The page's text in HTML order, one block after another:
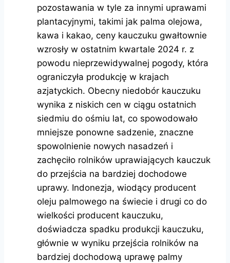
pozostawania w tyle za innymi uprawami
plantacyjnymi, takimi jak palma olejowa,
kawa i kakao, ceny kauczuku gwałtownie
wzrosły w ostatnim kwartale 2024 r. z
powodu nieprzewidywalnej pogody, która
ograniczyła produkcję w krajach
azjatyckich. Obecny niedobór kauczuku
wynika z niskich cen w ciągu ostatnich
siedmiu do ośmiu lat, co spowodowało
mniejsze ponowne sadzenie, znaczne
spowolnienie nowych nasadzeń i
zachęciło rolników uprawiających kauczuk
do przejścia na bardziej dochodowe
uprawy. Indonezja, wiodący producent
oleju palmowego na świecie i drugi co do
wielkości producent kauczuku,
doświadcza spadku produkcji kauczuku,
głównie w wyniku przejścia rolników na
bardziej dochodową uprawę palmy